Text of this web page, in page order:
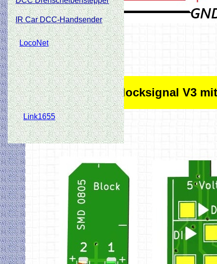
HO Blocksignal V3
IR Car DCC-Handsender
LocoNet
Link1655